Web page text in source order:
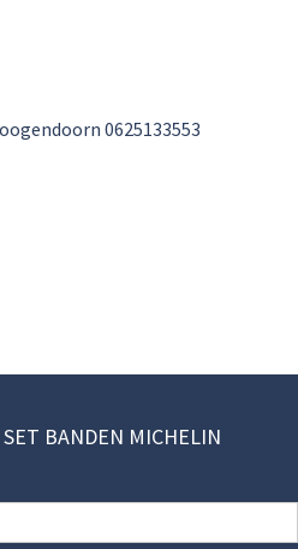
0625133553
BANDEN MICHELIN